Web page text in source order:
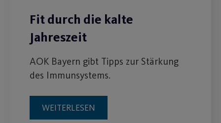
Fit durch die kalte
Jahreszeit
AOK Bayern gibt Tipps zur Stärkung
des Immunsystems.
WEITERLESEN